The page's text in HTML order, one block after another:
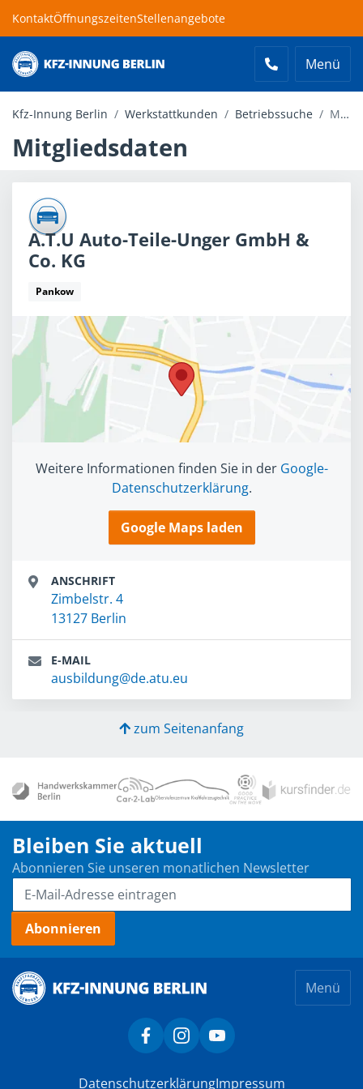
KontaktÖffnungszeitenStellenangebote
Kfz-Innung Berlin
Menü
Kfz-Innung Berlin Werkstattkunden Betriebssuche Mitgliedsdaten
Mitgliedsdaten
A.T.U Auto-Teile-Unger GmbH &
Co. KG
Pankow
Weitere Informationen finden Sie in der Google-
Datenschutzerklärung.
Google Maps laden
ANSCHRIFT
Zimbelstr. 4
13127 Berlin
E-MAIL
ausbildung@de.atu.eu
zum Seitenanfang
Bleiben Sie aktuell
Abonnieren Sie unseren monatlichen Newsletter
Abonnieren
Kfz-Innung Berlin
Menü
DatenschutzerklärungImpressum